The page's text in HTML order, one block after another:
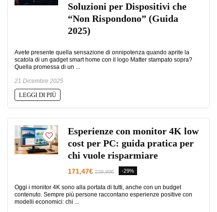
Soluzioni per Dispositivi che
“Non Rispondono” (Guida
2025)
Avete presente quella sensazione di onnipotenza quando aprite la
scatola di un gadget smart home con il logo Matter stampato sopra?
Quella promessa di un ...
21 Dicembre 2025
LEGGI DI PIÙ
Esperienze con monitor 4K low
cost per PC: guida pratica per
chi vuole risparmiare
171,47€ 239,99€ -29%
Oggi i monitor 4K sono alla portata di tutti, anche con un budget
contenuto. Sempre più persone raccontano esperienze positive con
modelli economici: chi ...